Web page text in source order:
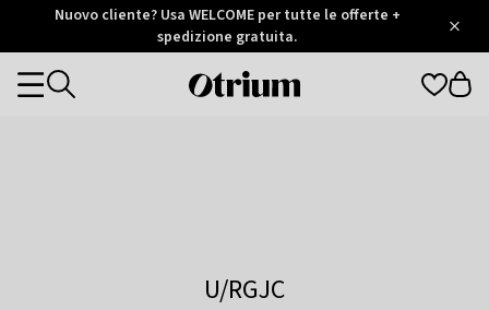
Otrium
Trustpilot
Nuovo cliente? Usa WELCOME per tutte le offerte +
spedizione gratuita.
Otrium
Categories
U/RGJC